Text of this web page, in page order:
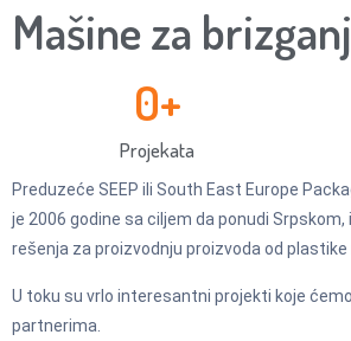
Mašine za
Projekata
0+
Preduzeće SEEP ili South East Europe
je 2006 godine sa ciljem da ponudi
rešenja za proizvodnju proizvoda od plastike
U toku su vrlo interesantni projekti koje
partnerima.